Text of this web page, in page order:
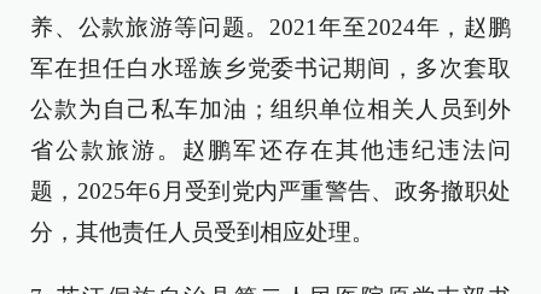
养、公款旅游等问题。2021年至2024年，赵鹏
军在担任白水瑶族乡党委书记期间，多次套取
公款为自己私车加油；组织单位相关人员到外
省公款旅游。赵鹏军还存在其他违纪违法问
题，2025年6月受到党内严重警告、政务撤职处
分，其他责任人员受到相应处理。